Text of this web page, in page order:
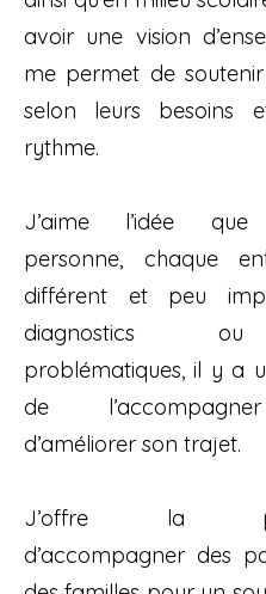
avoir une vision
me permet de
selon leurs besoins
rythme.
J’aime l’idée que
personne, chaque
différent et peu
diagnostics
problématiques, il y a
de
d’améliorer son trajet.
J’offre la
d’accompagner des